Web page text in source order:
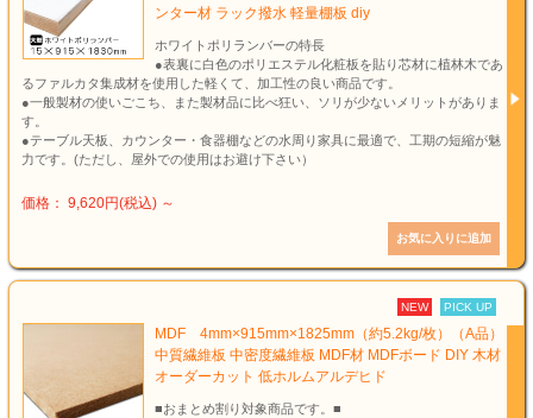
ンター材 ラック撥水 軽量棚板 diy
ホワイトポリランバーの特長
●表裏に白色のポリエステル化粧板を貼り芯材に植林木であ
るファルカタ集成材を使用した軽くて、加工性の良い商品です。
●一般製材の使いごこち、また製材品に比べ狂い、ソリが少ないメリットがありま
す。
●テーブル天板、カウンター・食器棚などの水周り家具に最適で、工期の短縮が魅
力です。(ただし、屋外での使用はお避け下さい）
価格： 9,620円(税込) ～
NEW PICK UP
MDF 4mm×915mm×1825mm（約5.2kg/枚）（A品）
中質繊維板 中密度繊維板 MDF材 MDFボード DIY 木材
オーダーカット 低ホルムアルデヒド
■おまとめ割り対象商品です。■